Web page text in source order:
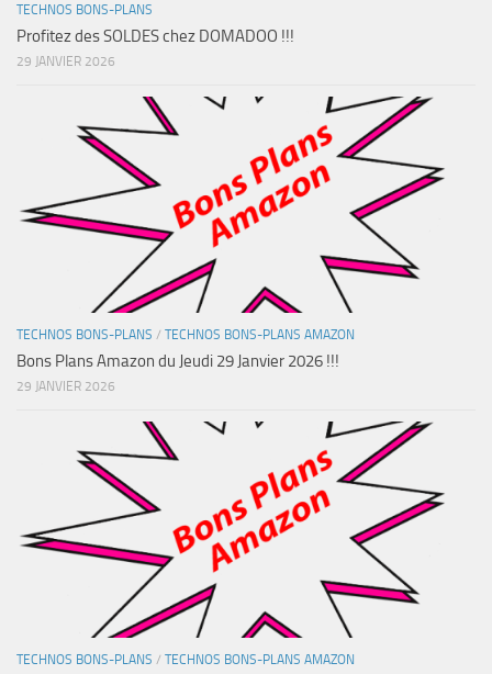
TECHNOS BONS-PLANS
Profitez des SOLDES chez DOMADOO !!!
29 JANVIER 2026
TECHNOS BONS-PLANS / TECHNOS BONS-PLANS AMAZON
Bons Plans Amazon du Jeudi 29 Janvier 2026 !!!
29 JANVIER 2026
TECHNOS BONS-PLANS / TECHNOS BONS-PLANS AMAZON